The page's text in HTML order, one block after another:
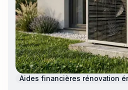
Aides financières rénovation